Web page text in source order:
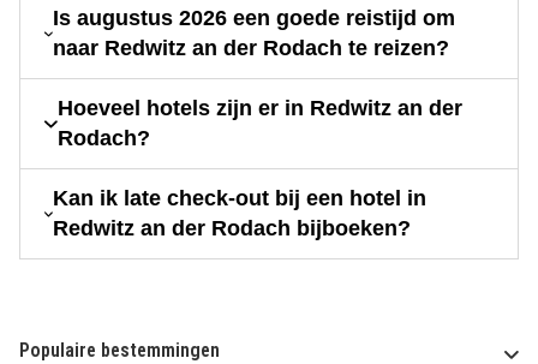
Is augustus 2026 een goede reistijd om
naar Redwitz an der Rodach te reizen?
Hoeveel hotels zijn er in Redwitz an der
Rodach?
Kan ik late check-out bij een hotel in
Redwitz an der Rodach bijboeken?
Populaire bestemmingen